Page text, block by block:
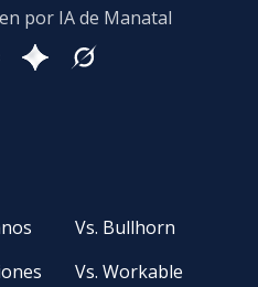
por IA de Manatal
Vs. Bullhorn
Vs. Workable